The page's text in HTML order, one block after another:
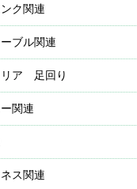
ク関連
ブル関連
リア 足回り
関連
ス関連